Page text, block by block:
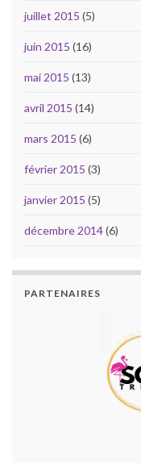
juillet 2015 (5)
juin 2015 (16)
mai 2015 (13)
avril 2015 (14)
mars 2015 (6)
février 2015 (3)
janvier 2015 (5)
décembre 2014(6)
PARTENAIRES